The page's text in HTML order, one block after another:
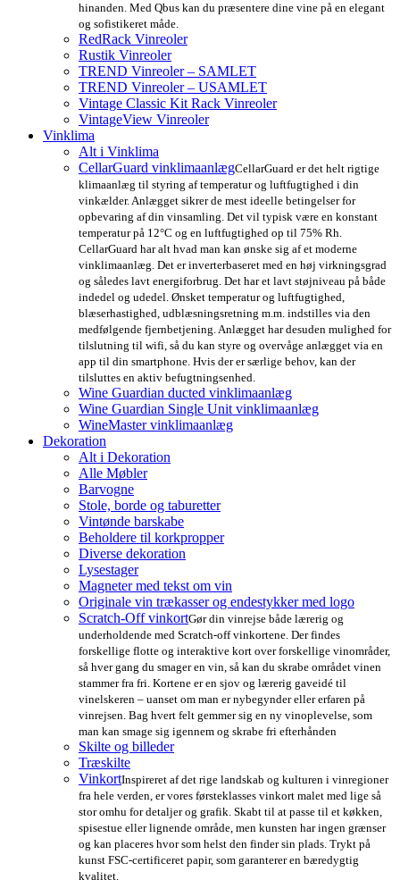
hinanden. Med Qbus kan du præsentere dine vine på en elegant
og sofistikeret måde.
RedRack Vinreoler
Rustik Vinreoler
TREND Vinreoler – SAMLET
TREND Vinreoler – USAMLET
Vintage Classic Kit Rack Vinreoler
VintageView Vinreoler
Vinklima
Alt i Vinklima
CellarGuard vinklimaanlægCellarGuard er det helt rigtige
klimaanlæg til styring af temperatur og luftfugtighed i din
vinkælder. Anlægget sikrer de mest ideelle betingelser for
opbevaring af din vinsamling. Det vil typisk være en konstant
temperatur på 12°C og en luftfugtighed op til 75% Rh.
CellarGuard har alt hvad man kan ønske sig af et moderne
vinklimaanlæg. Det er inverterbaseret med en høj virkningsgrad
og således lavt energiforbrug. Det har et lavt støjniveau på både
indedel og udedel. Ønsket temperatur og luftfugtighed,
blæserhastighed, udblæsningsretning m.m. indstilles via den
medfølgende fjernbetjening. Anlægget har desuden mulighed for
tilslutning til wifi, så du kan styre og overvåge anlægget via en
app til din smartphone. Hvis der er særlige behov, kan der
tilsluttes en aktiv befugtningsenhed.
Wine Guardian ducted vinklimaanlæg
Wine Guardian Single Unit vinklimaanlæg
WineMaster vinklimaanlæg
Dekoration
Alt i Dekoration
Alle Møbler
Barvogne
Stole, borde og taburetter
Vintønde barskabe
Beholdere til korkpropper
Diverse dekoration
Lysestager
Magneter med tekst om vin
Originale vin trækasser og endestykker med logo
Scratch-Off vinkortGør din vinrejse både lærerig og
underholdende med Scratch-off vinkortene. Der findes
forskellige flotte og interaktive kort over forskellige vinområder,
så hver gang du smager en vin, så kan du skrabe området vinen
stammer fra fri. Kortene er en sjov og lærerig gaveidé til
vinelskeren – uanset om man er nybegynder eller erfaren på
vinrejsen. Bag hvert felt gemmer sig en ny vinoplevelse, som
man kan smage sig igennem og skrabe fri efterhånden
Skilte og billeder
Træskilte
VinkortInspireret af det rige landskab og kulturen i vinregioner
fra hele verden, er vores førsteklasses vinkort malet med lige så
stor omhu for detaljer og grafik. Skabt til at passe til et køkken,
spisestue eller lignende område, men kunsten har ingen grænser
og kan placeres hvor som helst den finder sin plads. Trykt på
kunst FSC-certificeret papir, som garanterer en bæredygtig
kvalitet.